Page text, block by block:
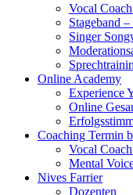
Vocal
Stageband
Singer
Online Academy
Experience
Online
Coaching Termin
Vocal
Mental
Nives Farrier
Dozenten